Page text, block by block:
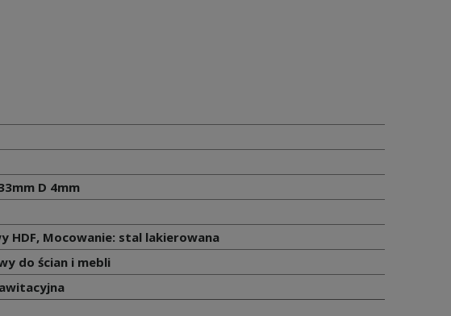
D 4mm
HDF, Mocowanie: stal lakierowana
do ścian i mebli